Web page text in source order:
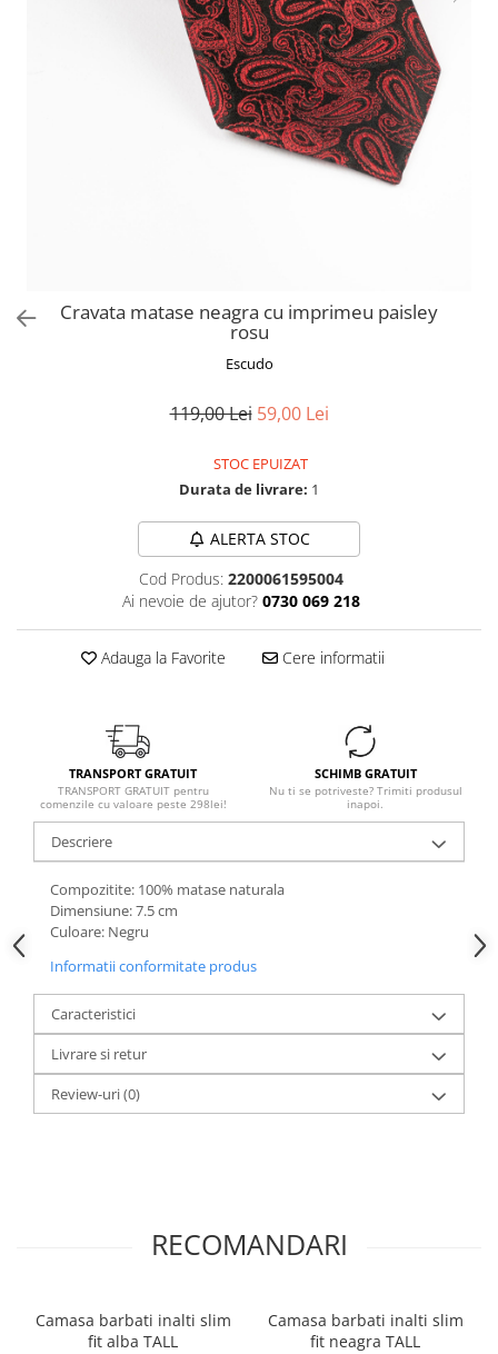
Cravata matase neagra cu imprimeu paisley
rosu
Escudo
119,00 Lei 59,00 Lei
STOC EPUIZAT
Durata de livrare: 1
ALERTA STOC
Cod Produs: 2200061595004
Ai nevoie de ajutor? 0730 069 218
Adauga la Favorite Cere informatii
TRANSPORT GRATUIT
TRANSPORT GRATUIT pentru
comenzile cu valoare peste 298lei!
SCHIMB GRATUIT
Nu ti se potriveste? Trimiti produsul
inapoi.
Descriere
Compozitite: 100% matase naturala
Dimensiune: 7.5 cm
Culoare: Negru
Informatii conformitate produs
Caracteristici
Livrare si retur
Review-uri(0)
RECOMANDARI
Camasa barbati inalti slim
fit alba TALL
Camasa barbati inalti slim
fit neagra TALL